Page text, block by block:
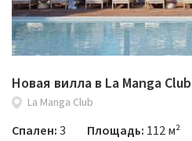
Новая вилла в La Manga Club
La Manga Club
Спален:3 Площадь: 112 м²